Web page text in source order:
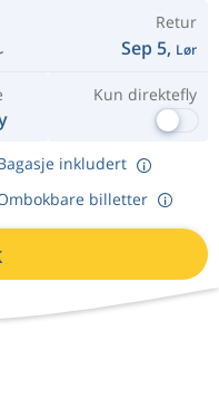
Retur
Sep 5, Lør
Kun direktefly
inkludert
billetter